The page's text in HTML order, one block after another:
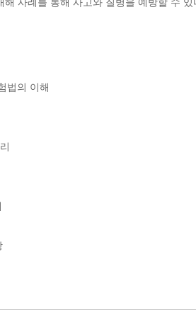
법의 이해